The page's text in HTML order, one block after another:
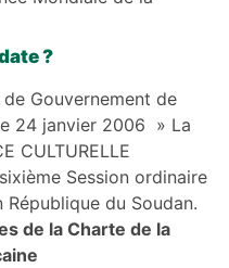
?
Gouvernement de
24 janvier 2006 » La
CULTURELLE
Session ordinaire
République du Soudan.
de la Charte de la